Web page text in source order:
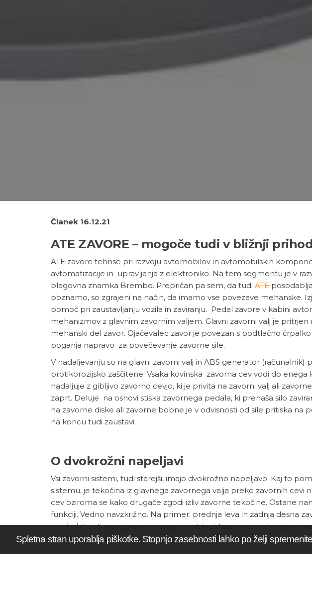
Spletna stran uporablja piškotke. Stopnjo zasebnosti lahko po želji
Članek 16.12.21
ATE ZAVORE – mogoče tudi v bližnji
ATE zavore tehnse pri razvoju avtomobilov in avtomobilskih
avtomatizacije in upravljanja z elektroniko. Na tem segmentu je v
blagovna znamka Brembo. Prepričan pa sem, da tudi ATE
poznamo, so zgrajeni na način, da imamo vse povezave mehanske.
pomoč pri zaustavljanju vozila in zaviranju. Pedal zavore v kabini
mehanizmov z glavnim zavornim valjem. Glavni zavorni valj je
mehanski del zavor. Ojačevalec zavor je povezan s podtlačno
poganja napravo za povečevanje zavorne sile.
V nadaljevanju so na glavni zavorni valj in ABS generator (računalnik)
protikorozijsko zaščitene. Vsaka kovinska zavorna cev vodi do enega
nadaljuje z gibljivo zavorno cevjo, ki je privita na zavorni valj ali
zaprt. Deluje na osnovi stiska zavornega pedala, ki prenaša silo
na zavorne diske ali zavorne bobne je v odvisnosti od sile pritiska na
na koncu tudi zaustavi.
O dvokrožni napeljavi
Vsi zavorni sistemi, tudi starejši, imajo dvokrožno napeljavo. Kaj to
sistemu, je tekočina iz glavnega zavornega valja preko zavornih cevi
cev oziroma se kako drugače zgodi izliv zavorne tekočine. Ostane
funkciji. Vedno navzkrižno. Na primer: prednja leva in zadnja desna
meri v hitrosti razvoja novih komponent in sistemov za vsako novo
del sistema avtomobila.